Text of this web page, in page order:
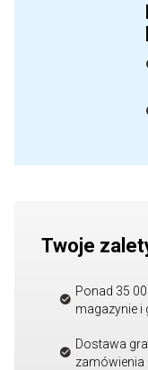
Twoje
Ponad 35
magazynie i
Dostawa
zamówienia